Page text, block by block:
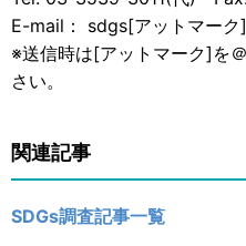
E-mail： sdgs[アットマー
※送信時は[アットマーク]を
さい。
関連記事
SDGs調査記事一覧